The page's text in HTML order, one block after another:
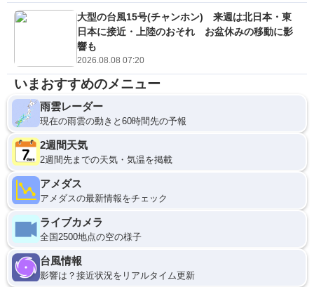
大型の台風15号(チャンホン) 来週は北日本・東
日本に接近・上陸のおそれ お盆休みの移動に影
響も
2026.08.08 07:20
いまおすすめのメニュー
雨雲レーダー
現在の雨雲の動きと60時間先の予報
2週間天気
2週間先までの天気・気温を掲載
アメダス
アメダスの最新情報をチェック
ライブカメラ
全国2500地点の空の様子
台風情報
影響は？接近状況をリアルタイム更新